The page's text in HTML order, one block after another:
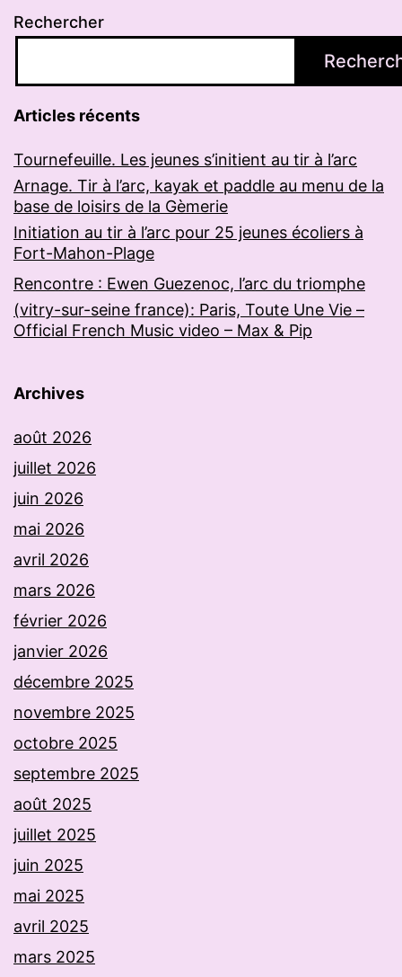
Rechercher
Articles récents
Tournefeuille. Les jeunes s’initient au tir à l’arc
Arnage. Tir à l’arc, kayak et paddle au menu de la
base de loisirs de la Gèmerie
Initiation au tir à l’arc pour 25 jeunes écoliers à
Fort-Mahon-Plage
Rencontre : Ewen Guezenoc, l’arc du triomphe
(vitry-sur-seine france): Paris, Toute Une Vie –
Official French Music video – Max & Pip
Archives
août 2026
juillet 2026
juin 2026
mai 2026
avril 2026
mars 2026
février 2026
janvier 2026
décembre 2025
novembre 2025
octobre 2025
septembre 2025
août 2025
juillet 2025
juin 2025
mai 2025
avril 2025
mars 2025